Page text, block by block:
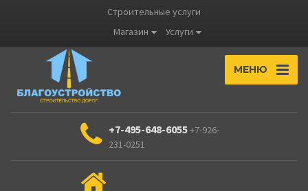
Строительные услуги
Магазин
Услуги
МЕНЮ
+7-495-648-6055+7-926-
231-0251